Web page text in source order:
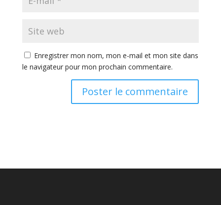
Enregistrer mon nom, mon e-mail et mon site dans
le navigateur pour mon prochain commentaire.